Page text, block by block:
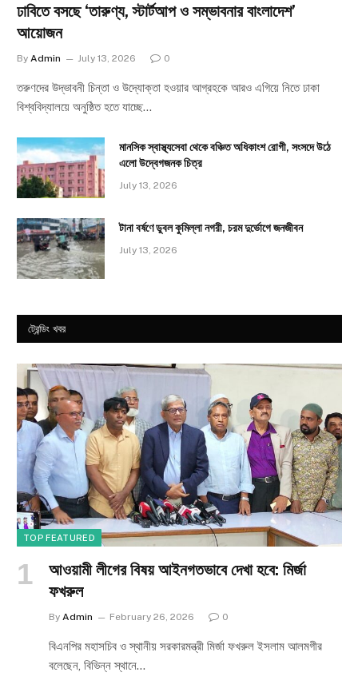
ঢাবিতে বসছে ‘তারুণ্য, স্টার্টআপ ও সম্ভাবনার বাংলাদেশ’
আয়োজন
By Admin July 13, 2026 0
তরুণদের উদ্ভাবনী চিন্তা ও উদ্যোক্তা হওয়ার আগ্রহকে আরও এগিয়ে নিতে ঢাকা
বিশ্ববিদ্যালয়ে অনুষ্ঠিত হতে যাচ্ছে…
মানসিক স্বাস্থ্যসেবা থেকে বঞ্চিত অধিকাংশ রোগী, সংসদে উঠে
এলো উদ্বেগজনক চিত্র
July 13, 2026
টানা বর্ষণে ডুবল কুমিল্লা নগরী, চরম দুর্ভোগে জনজীবন
July 13, 2026
ট্রেন্ডিং খবর
TOP FEATURED
আওয়ামী লীগের বিষয় আইনগতভাবে দেখা হবে: মির্জা
ফখরুল
By Admin February 26, 2026 0
বিএনপির মহাসচিব ও স্থানীয় সরকারমন্ত্রী মির্জা ফখরুল ইসলাম আলমগীর
বলেছেন, বিভিন্ন স্থানে…